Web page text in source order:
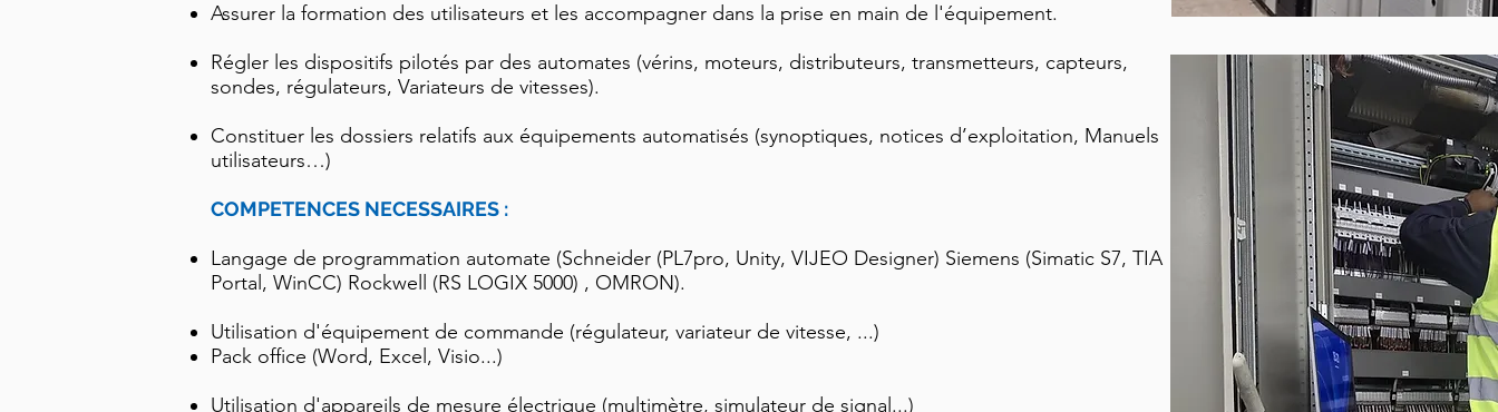
Assurer la formation des utilisateurs et les accompagner dans la prise en main de l'équipement.
Régler les dispositifs pilotés par des automates (vérins, moteurs, distributeurs, transmetteurs, capteurs,
sondes, régulateurs, Variateurs de vitesses).
Constituer les dossiers relatifs aux équipements automatisés (synoptiques, notices d’exploitation, Manuels
utilisateurs…)
COMPETENCES NECESSAIRES :
Langage de programmation automate (Schneider (PL7pro, Unity, VIJEO Designer) Siemens (Simatic S7, TIA
Portal, WinCC) Rockwell (RS LOGIX 5000) , OMRON).
Utilisation d'équipement de commande (régulateur, variateur de vitesse, ...)
Pack office (Word, Excel, Visio...)
Utilisation d'appareils de mesure électrique (multimètre, simulateur de signal...)